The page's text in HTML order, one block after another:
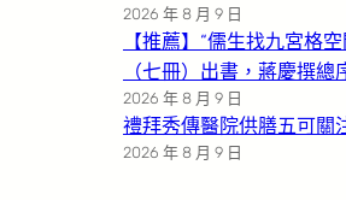
2026 年 8 月 9 日
【推薦】“儒生找九宮格
（七冊）出書，蔣慶撰總
2026 年 8 月 9 日
禮拜秀傳醫院供膳五可關
2026 年 8 月 9 日